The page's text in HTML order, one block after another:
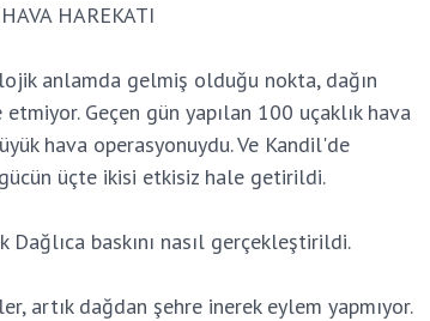
HAREKATI
anlamda gelmiş olduğu nokta, dağın
Geçen gün yapılan 100 uçaklık hava
hava operasyonuydu. Ve Kandil'de
üçte ikisi etkisiz hale getirildi.
Dağlıca baskını nasıl gerçekleştirildi.
artık dağdan şehre inerek eylem yapmıyor.